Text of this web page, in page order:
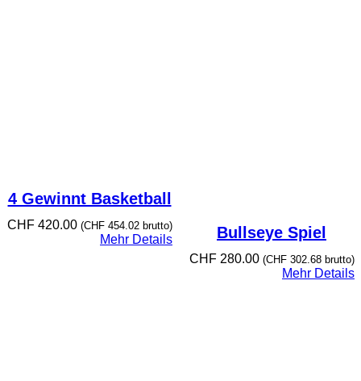
4 Gewinnt Basketball
CHF420.00 (CHF454.02brutto)
Mehr Details Bullseye Spiel
CHF280.00 (CHF302.68brutto)
Mehr Details